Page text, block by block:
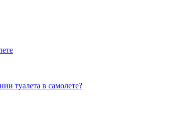
туалета в самолете?